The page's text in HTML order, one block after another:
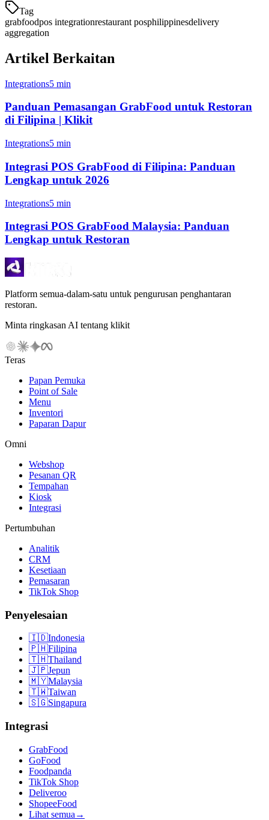
Tag
grabfoodpos integrationrestaurant posphilippinesdelivery
aggregation
Artikel Berkaitan
Integrations5 min
Panduan Pemasangan GrabFood untuk Restoran
di Filipina | Klikit
Integrations5 min
Integrasi POS GrabFood di Filipina: Panduan
Lengkap untuk 2026
Integrations5 min
Integrasi POS GrabFood Malaysia: Panduan
Lengkap untuk Restoran
Platform semua-dalam-satu untuk pengurusan penghantaran
restoran.
Minta ringkasan AI tentang klikit
Teras
Papan Pemuka
Point of Sale
Menu
Inventori
Paparan Dapur
Omni
Webshop
Pesanan QR
Tempahan
Kiosk
Integrasi
Pertumbuhan
Analitik
CRM
Kesetiaan
Pemasaran
TikTok Shop
Penyelesaian
🇮🇩Indonesia
🇵🇭Filipina
🇹🇭Thailand
🇯🇵Jepun
🇲🇾Malaysia
🇹🇼Taiwan
🇸🇬Singapura
Integrasi
GrabFood
GoFood
Foodpanda
TikTok Shop
Deliveroo
ShopeeFood
Lihat semua →